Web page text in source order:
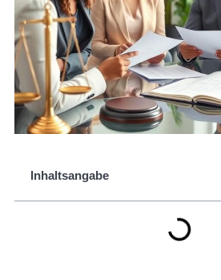
Inhaltsangabe